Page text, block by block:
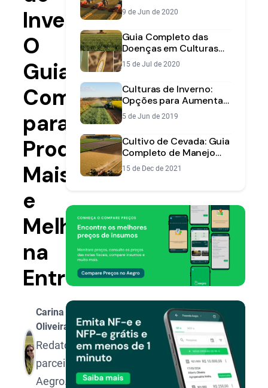
Inverno:
O
Guia
Completo
para
Produzir
Mais
e
Melhor
na
Entressafra
Carina
Oliveira
Redatora
parceira
Aegro.
Completo para Escolher
a Semeadora Certa
9 de Jun de 2020
Guia Completo das
Doenças em Culturas
de Inverno:
Identificação e
Controle
15 de Jul de 2020
Culturas de Inverno:
Opções para Aumentar
a Rentabilidade Além do
Milho Safrinha
5 de Jun de 2019
Cultivo de Cevada: Guia
Completo de Manejo
para a Safra de Inverno
15 de Dec de 2021